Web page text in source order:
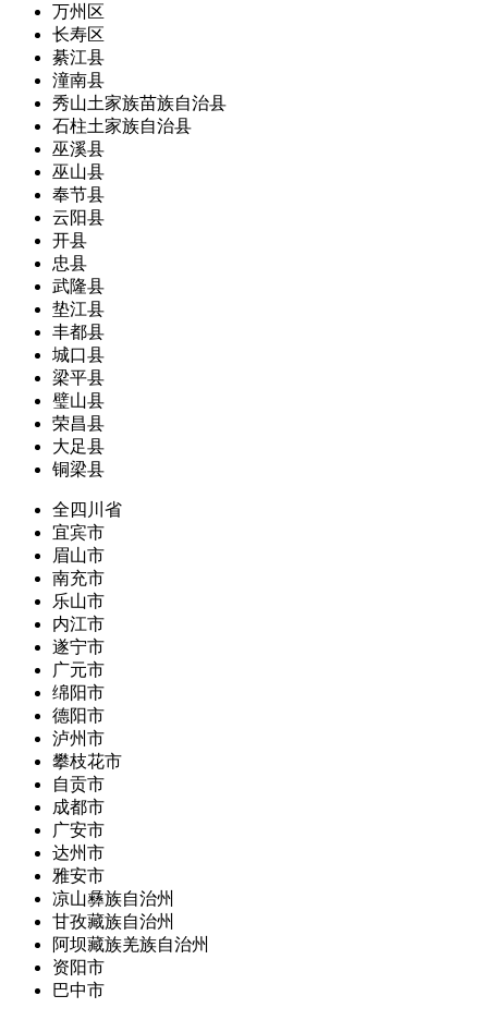
万州区
长寿区
綦江县
潼南县
秀山土家族苗族自治县
石柱土家族自治县
巫溪县
巫山县
奉节县
云阳县
开县
忠县
武隆县
垫江县
丰都县
城口县
梁平县
璧山县
荣昌县
大足县
铜梁县
全四川省
宜宾市
眉山市
南充市
乐山市
内江市
遂宁市
广元市
绵阳市
德阳市
泸州市
攀枝花市
自贡市
成都市
广安市
达州市
雅安市
凉山彝族自治州
甘孜藏族自治州
阿坝藏族羌族自治州
资阳市
巴中市